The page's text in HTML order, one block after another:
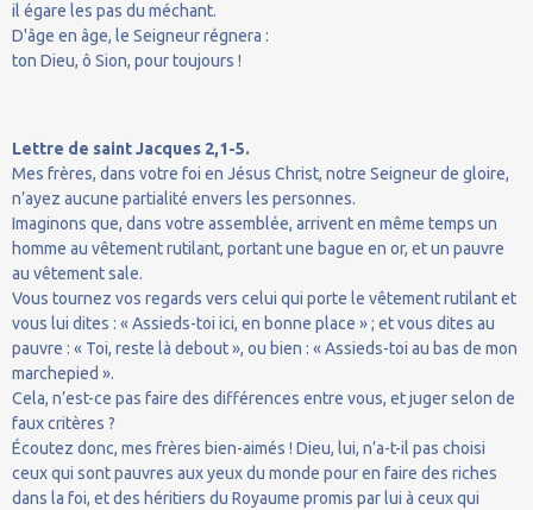
il égare les pas du méchant.
D'âge en âge, le Seigneur régnera :
ton Dieu, ô Sion, pour toujours !
Lettre de saint Jacques 2,1-5.
Mes frères, dans votre foi en Jésus Christ, notre Seigneur de gloire,
n’ayez aucune partialité envers les personnes.
Imaginons que, dans votre assemblée, arrivent en même temps un
homme au vêtement rutilant, portant une bague en or, et un pauvre
au vêtement sale.
Vous tournez vos regards vers celui qui porte le vêtement rutilant et
vous lui dites : « Assieds-toi ici, en bonne place » ; et vous dites au
pauvre : « Toi, reste là debout », ou bien : « Assieds-toi au bas de mon
marchepied ».
Cela, n’est-ce pas faire des différences entre vous, et juger selon de
faux critères ?
Écoutez donc, mes frères bien-aimés ! Dieu, lui, n’a-t-il pas choisi
ceux qui sont pauvres aux yeux du monde pour en faire des riches
dans la foi, et des héritiers du Royaume promis par lui à ceux qui